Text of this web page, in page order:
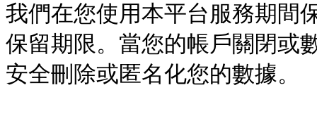
我們在您使用本平台服務期間
保留期限。當您的帳戶關閉或
安全刪除或匿名化您的數據。